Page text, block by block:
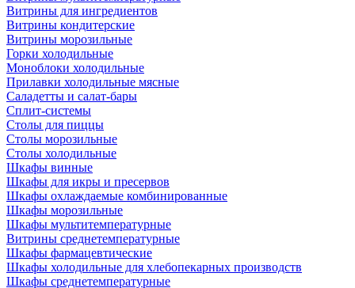
Витрины для ингредиентов
Витрины кондитерские
Витрины морозильные
Горки холодильные
Моноблоки холодильные
Прилавки холодильные мясные
Саладетты и салат-бары
Сплит-системы
Столы для пиццы
Столы морозильные
Столы холодильные
Шкафы винные
Шкафы для икры и пресервов
Шкафы охлаждаемые комбинированные
Шкафы морозильные
Шкафы мультитемпературные
Витрины среднетемпературные
Шкафы фармацевтические
Шкафы холодильные для хлебопекарных производств
Шкафы среднетемпературные